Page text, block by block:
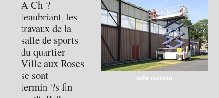
salle marron
A Ch ?
teaubriant, les
travaux de la
salle de sports
du quartier
Ville aux Roses
se sont
termin ?s fin